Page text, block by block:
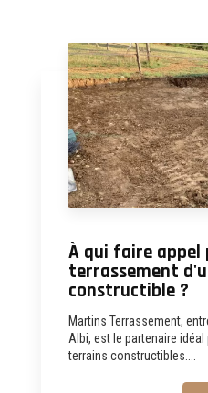
À qui faire appel
terrassement
constructible ?
Martins Terrassement,
Albi, est le partenaire
terrains constructibles....